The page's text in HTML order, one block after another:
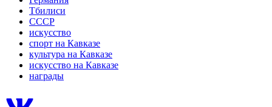
Тбилиси
СССР
искусство
спорт на Кавказе
культура на Кавказе
искусство на Кавказе
награды